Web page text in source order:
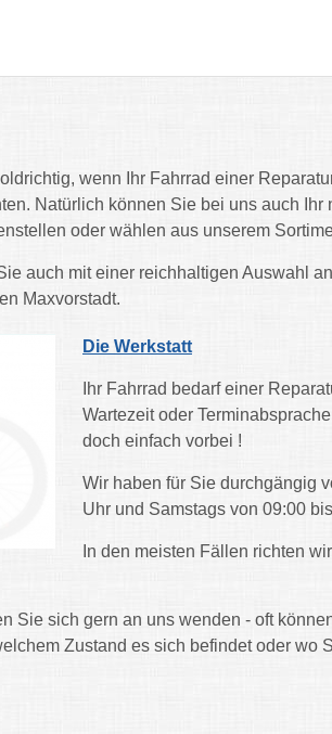
wenn Ihr Fahrrad einer
Natürlich können Sie bei uns auch Ihr
oder wählen aus unserem
auch mit einer reichhaltigen Auswahl
Maxvorstadt.
Die Werkstatt
Ihr Fahrrad bedarf einer
Wartezeit oder
doch einfach vorbei !
Wir haben für Sie durchgängig
Uhr und Samstags von 09:00
In den meisten Fällen richten
Sie sich gern an uns wenden - oft
Zustand es sich befindet oder wo